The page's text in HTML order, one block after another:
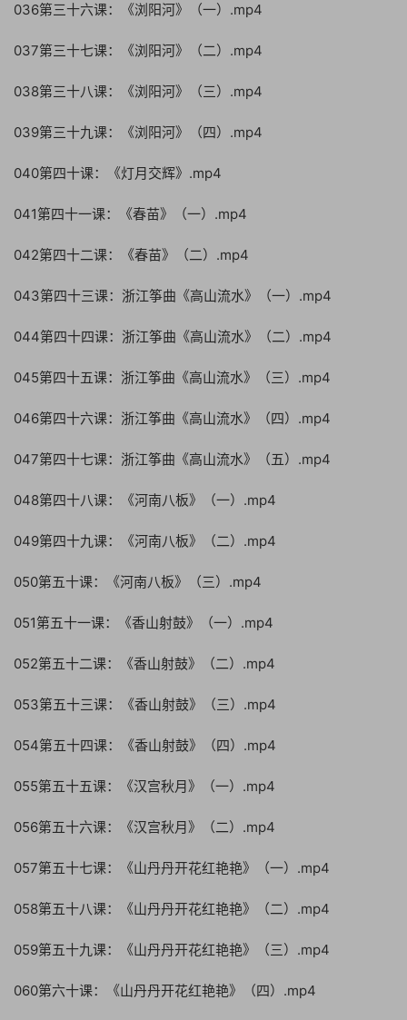
036第三十六课：《浏阳河》（一）.mp4
037第三十七课：《浏阳河》（二）.mp4
038第三十八课：《浏阳河》（三）.mp4
039第三十九课：《浏阳河》（四）.mp4
040第四十课：《灯月交辉》.mp4
041第四十一课：《春苗》（一）.mp4
042第四十二课：《春苗》（二）.mp4
043第四十三课：浙江筝曲《高山流水》（一）.mp4
044第四十四课：浙江筝曲《高山流水》（二）.mp4
045第四十五课：浙江筝曲《高山流水》（三）.mp4
046第四十六课：浙江筝曲《高山流水》（四）.mp4
047第四十七课：浙江筝曲《高山流水》（五）.mp4
048第四十八课：《河南八板》（一）.mp4
049第四十九课：《河南八板》（二）.mp4
050第五十课：《河南八板》（三）.mp4
051第五十一课：《香山射鼓》（一）.mp4
052第五十二课：《香山射鼓》（二）.mp4
053第五十三课：《香山射鼓》（三）.mp4
054第五十四课：《香山射鼓》（四）.mp4
055第五十五课：《汉宫秋月》（一）.mp4
056第五十六课：《汉宫秋月》（二）.mp4
057第五十七课：《山丹丹开花红艳艳》（一）.mp4
058第五十八课：《山丹丹开花红艳艳》（二）.mp4
059第五十九课：《山丹丹开花红艳艳》（三）.mp4
060第六十课：《山丹丹开花红艳艳》（四）.mp4